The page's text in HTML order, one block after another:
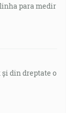
linha para medir
din dreptate o